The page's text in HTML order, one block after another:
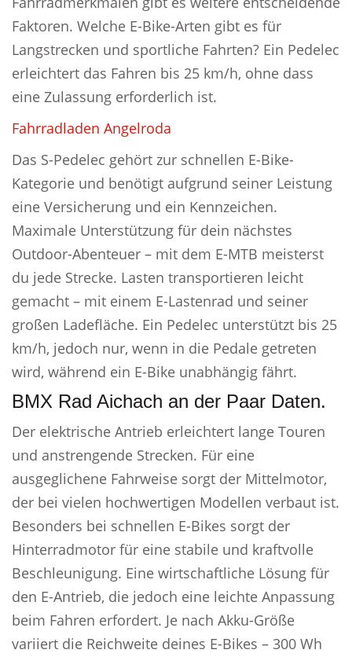
Faktoren. Welche E-Bike-Arten gibt es für
Langstrecken und sportliche Fahrten? Ein Pedelec
erleichtert das Fahren bis 25 km/h, ohne dass
eine Zulassung erforderlich ist.
Fahrradladen Angelroda
Das S-Pedelec gehört zur schnellen E-Bike-
Kategorie und benötigt aufgrund seiner Leistung
eine Versicherung und ein Kennzeichen.
Maximale Unterstützung für dein nächstes
Outdoor-Abenteuer – mit dem E-MTB meisterst
du jede Strecke. Lasten transportieren leicht
gemacht – mit einem E-Lastenrad und seiner
großen Ladefläche. Ein Pedelec unterstützt bis 25
km/h, jedoch nur, wenn in die Pedale getreten
wird, während ein E-Bike unabhängig fährt.
BMX Rad Aichach an der Paar Daten.
Der elektrische Antrieb erleichtert lange Touren
und anstrengende Strecken. Für eine
ausgeglichene Fahrweise sorgt der Mittelmotor,
der bei vielen hochwertigen Modellen verbaut ist.
Besonders bei schnellen E-Bikes sorgt der
Hinterradmotor für eine stabile und kraftvolle
Beschleunigung. Eine wirtschaftliche Lösung für
den E-Antrieb, die jedoch eine leichte Anpassung
beim Fahren erfordert. Je nach Akku-Größe
variiert die Reichweite deines E-Bikes – 300 Wh